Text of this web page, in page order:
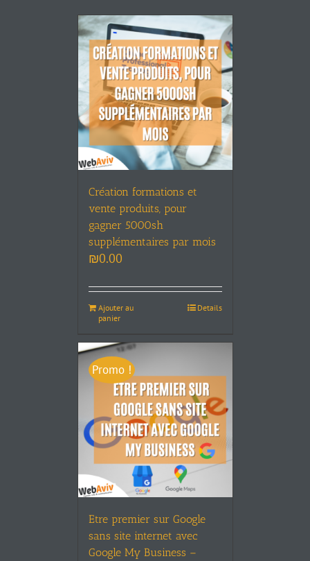
Création formations et
vente produits, pour
gagner 5000sh
supplémentaires par mois
₪0.00
Ajouter au
panier
Details
Promo !
Etre premier sur Google
sans site internet avec
Google My Business –